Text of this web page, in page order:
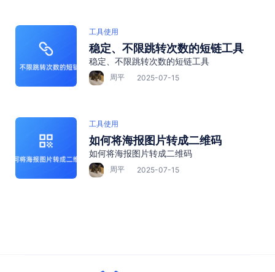
工具使用
稳定、不限跳转次数的短链工具
稳定、不限跳转次数的短链工具
周平 2025-07-15
工具使用
如何将海报图片转成二维码
如何将海报图片转成二维码
周平 2025-07-15